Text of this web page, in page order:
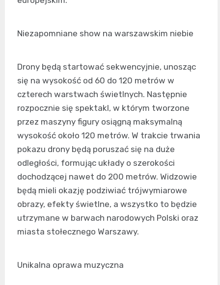
Niezapomniane show na warszawskim niebie
Drony będą startować sekwencyjnie, unosząc
się na wysokość od 60 do 120 metrów w
czterech warstwach świetlnych. Następnie
rozpocznie się spektakl, w którym tworzone
przez maszyny figury osiągną maksymalną
wysokość około 120 metrów. W trakcie trwania
pokazu drony będą poruszać się na duże
odległości, formując układy o szerokości
dochodzącej nawet do 200 metrów. Widzowie
będą mieli okazję podziwiać trójwymiarowe
obrazy, efekty świetlne, a wszystko to będzie
utrzymane w barwach narodowych Polski oraz
miasta stołecznego Warszawy.
Unikalna oprawa muzyczna